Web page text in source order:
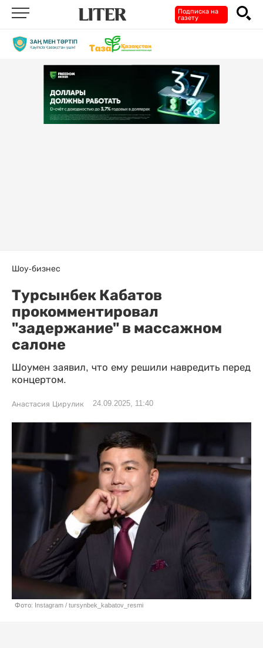
Подписка на
газету
Шоу-бизнес
Турсынбек Кабатов
прокомментировал
"задержание" в массажном
салоне
Шоумен заявил, что ему решили навредить перед
концертом.
Анастасия Цирулик 24.09.2025, 11:40
Фото: Instagram / tursynbek_kabatov_resmi